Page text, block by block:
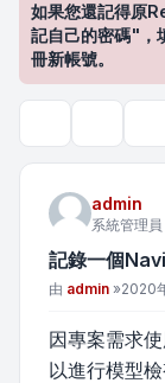
如果您還記得原
記自己的密碼"，
冊新帳號。
admin
系統管理員
記錄一個
文章
由 admin »2020
因專案需求
以進行模型